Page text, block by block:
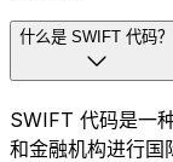
什么是 SWIFT 代码？
SWIFT 代码是一
和金融机构进行